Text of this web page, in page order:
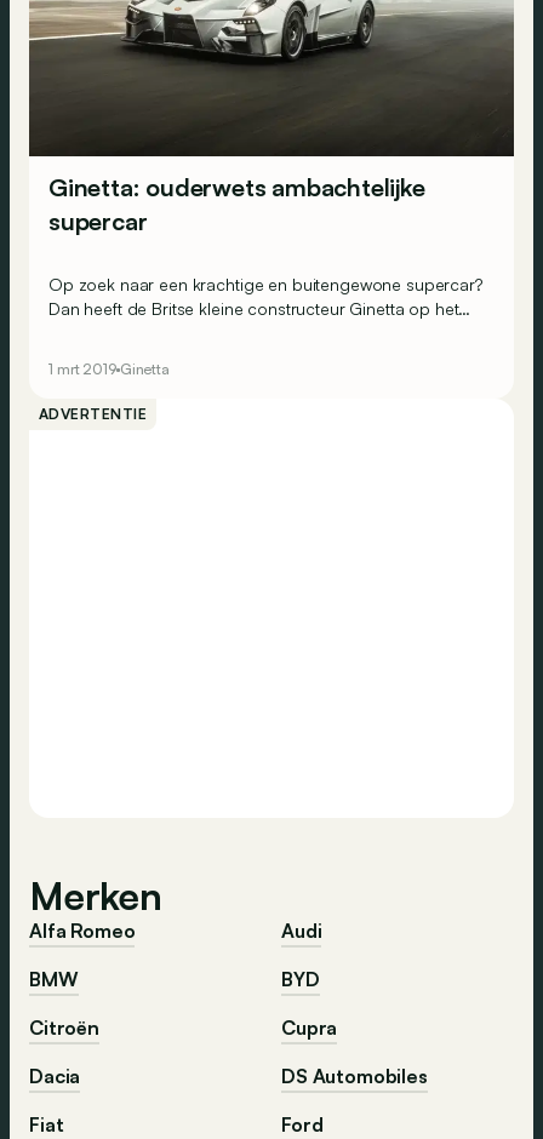
Ginetta: ouderwets ambachtelijke
supercar
Op zoek naar een krachtige en buitengewone supercar?
Dan heeft de Britse kleine constructeur Ginetta op het
1 mrt 2019 Ginetta
ADVERTENTIE
Merken
Alfa Romeo
Audi
BMW
BYD
Citroën
Cupra
Dacia
DS Automobiles
Fiat
Ford